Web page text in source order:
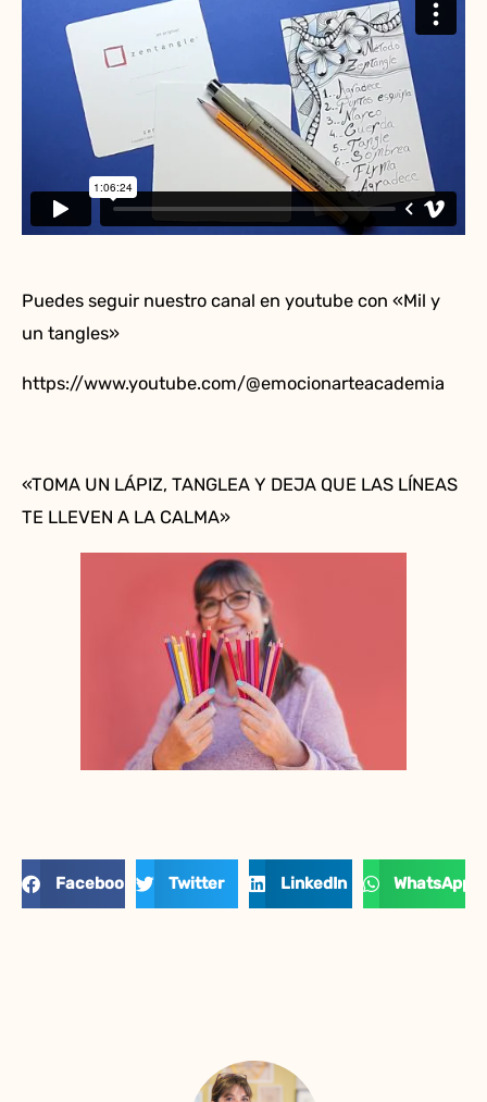
Puedes seguir nuestro canal en youtube con «Mil y
un tangles»
https://www.youtube.com/@emocionarteacademia
«TOMA UN LÁPIZ, TANGLEA Y DEJA QUE LAS LÍNEAS
TE LLEVEN A LA CALMA»
Facebook Twitter LinkedIn WhatsApp